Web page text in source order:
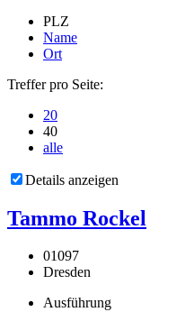
PLZ
Name
Ort
Treffer pro Seite:
20
40
alle
Details anzeigen
Tammo Rockel
01097
Dresden
Ausführung